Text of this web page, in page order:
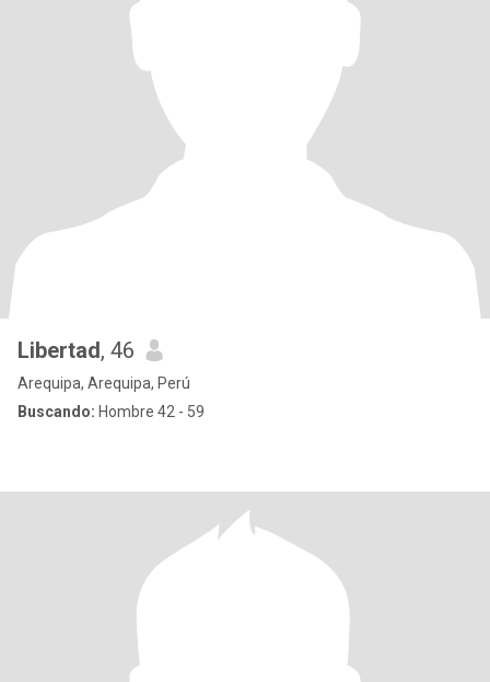
Libertad, 46
Arequipa, Arequipa, Perú
Buscando: Hombre 42 - 59